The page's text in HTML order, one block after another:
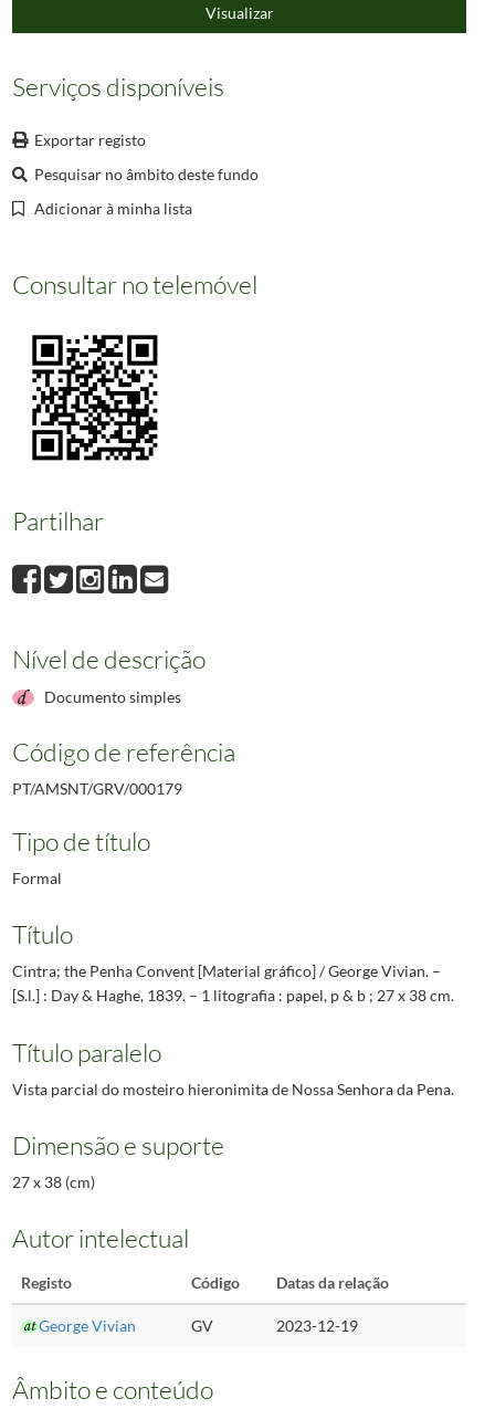
[Quadro com imagens religiosas]
000183Cintra-The ascent to the Cork Convent [Material gráfico] / William
(...)
Visualizar
Serviços disponíveis
Exportar registo
Pesquisar no âmbito deste fundo
Adicionar à minha lista
Consultar no telemóvel
Partilhar
Nível de descrição
Documento simples
Código de referência
PT/AMSNT/GRV/000179
Tipo de título
Formal
Título
Cintra; the Penha Convent [Material gráfico] / George Vivian. –
[S.l.] : Day & Haghe, 1839. – 1 litografia : papel, p & b ; 27 x 38 cm.
Título paralelo
Vista parcial do mosteiro hieronimita de Nossa Senhora da Pena.
Dimensão e suporte
27 x 38 (cm)
Autor intelectual
Registo Código Datas da relação
George Vivian GV 2023-12-19
Âmbito e conteúdo